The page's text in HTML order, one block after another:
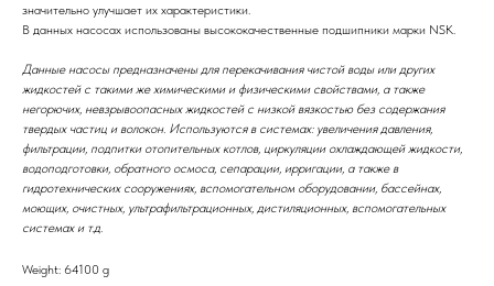
значительно улучшает их характеристики.
В данных насосах использованы высококачественные подшипники марки NSK.
Данные насосы предназначены для перекачивания чистой воды или других
жидкостей с такими же химическими и физическими свойствами, а также
негорючих, невзрывоопасных жидкостей с низкой вязкостью без содержания
твердых частиц и волокон. Используются в системах: увеличения давления,
фильтрации, подпитки отопительных котлов, циркуляции охлаждающей жидкости,
водоподготовки, обратного осмоса, сепарации, ирригации, а также в
гидротехнических сооружениях, вспомогательном оборудовании, бассейнах,
моющих, очистных, ультрафильтрационных, дистиляционных, вспомогательных
системах и т.д.
Weight: 64100 g